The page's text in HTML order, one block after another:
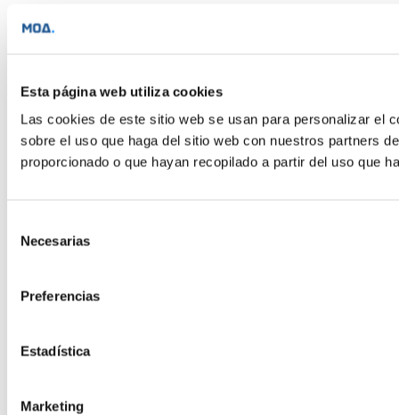
Esta página web utiliza cookies
Las cookies de este sitio web se usan para personalizar el
sobre el uso que haga del sitio web con nuestros partners
proporcionado o que hayan recopilado a partir del uso que
Necesarias
Preferencias
Estadística
Marketing